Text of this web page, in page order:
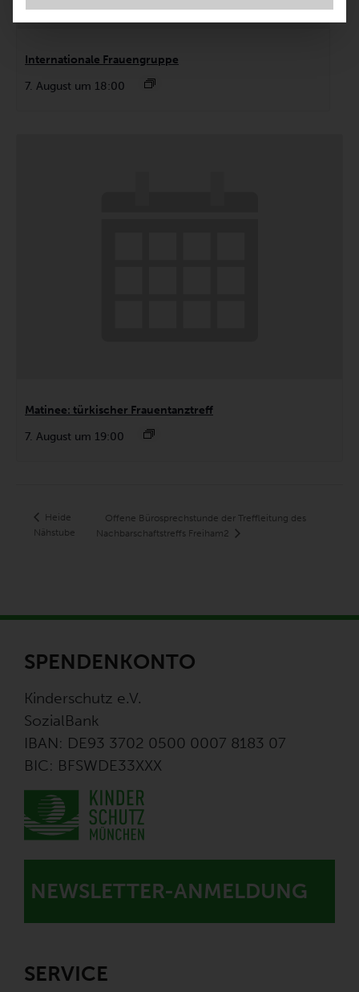
Internationale Frauengruppe
7. August um 18:00
Matinee: türkischer Frauentanztreff
7. August um 19:00
Heide
Nähstube
Offene Bürosprechstunde der Treffleitung des
Nachbarschaftstreffs Freiham2
SPENDENKONTO
Kinderschutz e.V.
SozialBank
IBAN: DE93 3702 0500 0007 8183 07
BIC: BFSWDE33XXX
NEWSLETTER-ANMELDUNG
SERVICE